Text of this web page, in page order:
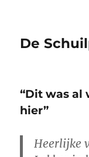
De
“Dit was al
hier”
Heerlijke